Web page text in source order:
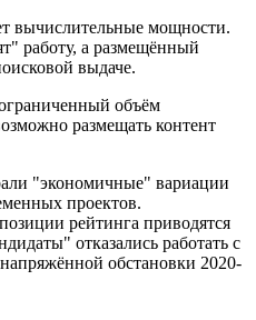
вычислительные мощности.
работу, а размещённый
выдаче.
объём
размещать контент
"экономичные" вариации
проектов.
рейтинга приводятся
отказались работать с
обстановки 2020-